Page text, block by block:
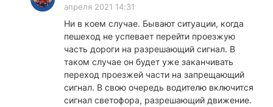
апреля 2021 14:31
Ни в коем случае. Бывают ситуации, когда
пешеход не успевает перейти проезжую
часть дороги на разрешающий сигнал. В
таком случае он будет уже заканчивать
переход проезжей части на запрещающий
сигнал. В свою очередь водителю включится
сигнал светофора, разрешающий движение.